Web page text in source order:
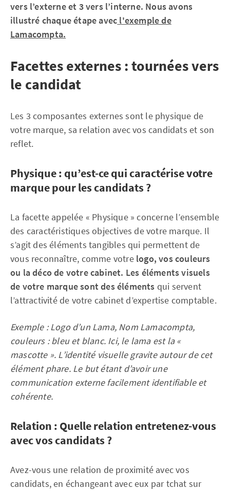
vers l’externe et 3 vers l’interne. Nous avons
illustré chaque étape avec l'exemple de
Lamacompta.
Facettes externes : tournées vers
le candidat
Les 3 composantes externes sont le physique de
votre marque, sa relation avec vos candidats et son
reflet.
Physique : qu’est-ce qui caractérise votre
marque pour les candidats ?
La facette appelée « Physique » concerne l’ensemble
des caractéristiques objectives de votre marque. Il
s’agit des éléments tangibles qui permettent de
vous reconnaître, comme votre logo, vos couleurs
ou la déco de votre cabinet. Les éléments visuels
de votre marque sont des éléments qui servent
l’attractivité de votre cabinet d’expertise comptable.
Exemple : Logo d’un Lama, Nom Lamacompta,
couleurs : bleu et blanc. Ici, le lama est la «
mascotte ». L’identité visuelle gravite autour de cet
élément phare. Le but étant d’avoir une
communication externe facilement identifiable et
cohérente.
Relation : Quelle relation entretenez-vous
avec vos candidats ?
Avez-vous une relation de proximité avec vos
candidats, en échangeant avec eux par tchat sur